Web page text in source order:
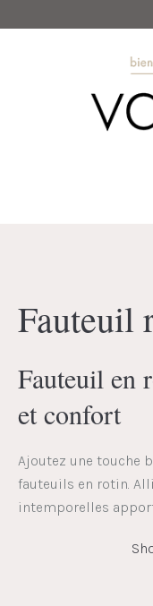
Fauteuil
Fauteuil en
et confort
Ajoutez une touche
fauteuils en rotin.
intemporelles